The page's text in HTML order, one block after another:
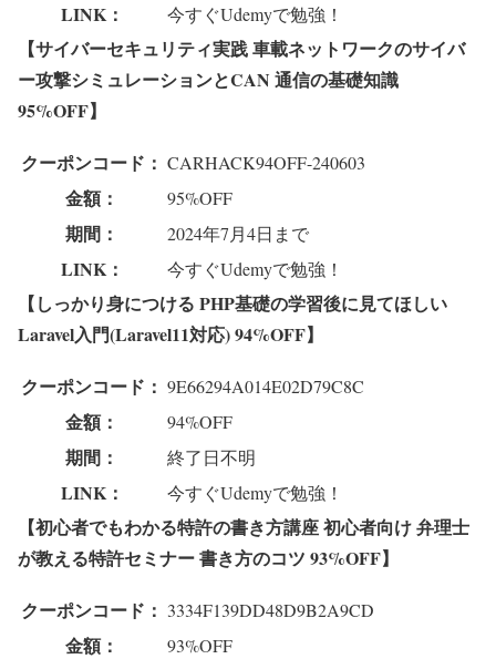
LINK： 今すぐUdemyで勉強！
【サイバーセキュリティ実践 車載ネットワークのサイバ
ー攻撃シミュレーションとCAN 通信の基礎知識
95%OFF】
クーポンコード： CARHACK94OFF-240603
金額： 95%OFF
期間： 2024年7月4日まで
LINK： 今すぐUdemyで勉強！
【しっかり身につける PHP基礎の学習後に見てほしい
Laravel入門(Laravel11対応) 94%OFF】
クーポンコード： 9E66294A014E02D79C8C
金額： 94%OFF
期間： 終了日不明
LINK： 今すぐUdemyで勉強！
【初心者でもわかる特許の書き方講座 初心者向け 弁理士
が教える特許セミナー 書き方のコツ 93%OFF】
クーポンコード： 3334F139DD48D9B2A9CD
金額： 93%OFF